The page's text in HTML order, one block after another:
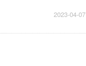
2023-04-07